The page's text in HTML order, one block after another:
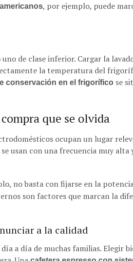
, por ejemplo, puede
de clase inferior. Cargar la
la temperatura del
conservación en el frigorífico se
que se olvida
ocupan un lugar
usan con una frecuencia muy alta
no basta con fijarse en la
son factores que marcan la
a la calidad
a día de muchas familias. Elegir